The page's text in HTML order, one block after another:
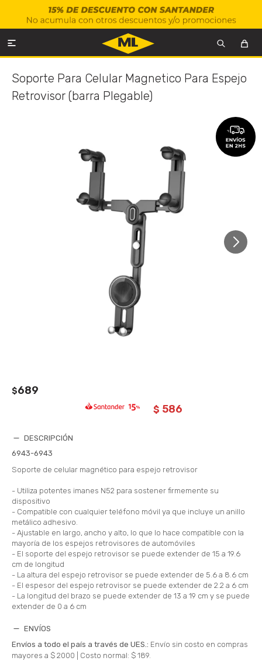

Soporte Para Celular Magnetico Para Espejo
Retrovisor (barra Plegable)
$689
$ 586
DESCRIPCIÓN
6943-6943
Soporte de celular magnético para espejo retrovisor
- Utiliza potentes imanes N52 para sostener firmemente su
dispositivo
- Compatible con cualquier teléfono móvil ya que incluye un anillo
metálico adhesivo.
- Ajustable en largo, ancho y alto, lo que lo hace compatible con la
mayoría de los espejos retrovisores de automóviles
- El soporte del espejo retrovisor se puede extender de 15 a 19.6
cm de longitud
- La altura del espejo retrovisor se puede extender de 5.6 a 8.6 cm
- El espesor del espejo retrovisor se puede extender de 2.2 a 6 cm
- La longitud del brazo se puede extender de 13 a 19 cm y se puede
extender de 0 a 6 cm
ENVÍOS
Envíos a todo el país a través de UES.: Envío sin costo en compras
mayores a $ 2000 | Costo normal: $ 189.